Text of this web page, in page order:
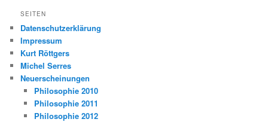
SEITEN
Datenschutzerklärung
Impressum
Kurt Röttgers
Michel Serres
Neuerscheinungen
Philosophie 2010
Philosophie 2011
Philosophie 2012